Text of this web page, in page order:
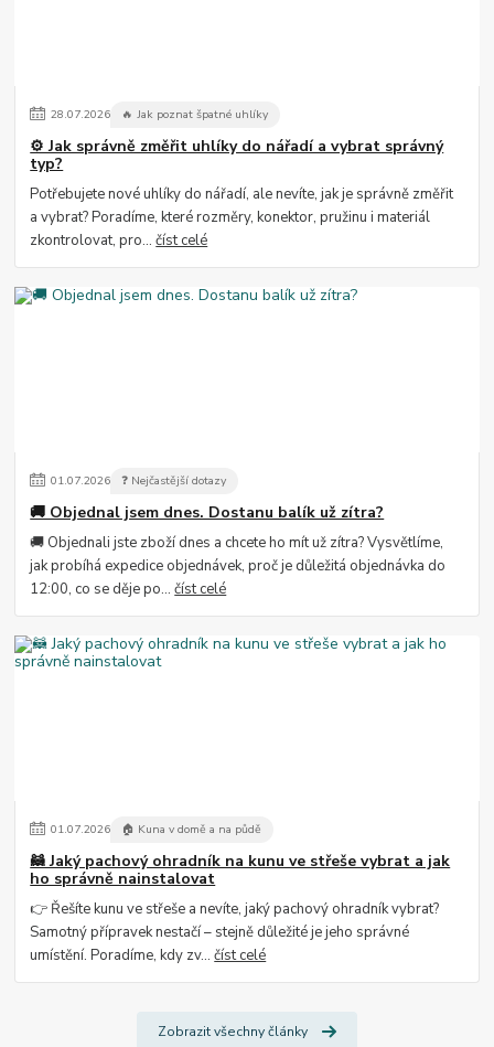
28.07.2026 🔥 Jak poznat špatné uhlíky
⚙️ Jak správně změřit uhlíky do nářadí a vybrat správný
typ?
Potřebujete nové uhlíky do nářadí, ale nevíte, jak je správně změřit
a vybrat? Poradíme, které rozměry, konektor, pružinu i materiál
zkontrolovat, pro...číst celé
01.07.2026 ❓ Nejčastější dotazy
🚚 Objednal jsem dnes. Dostanu balík už zítra?
🚚 Objednali jste zboží dnes a chcete ho mít už zítra? Vysvětlíme,
jak probíhá expedice objednávek, proč je důležitá objednávka do
12:00, co se děje po...číst celé
01.07.2026 🏠 Kuna v domě a na půdě
🦝 Jaký pachový ohradník na kunu ve střeše vybrat a jak
ho správně nainstalovat
👉 Řešíte kunu ve střeše a nevíte, jaký pachový ohradník vybrat?
Samotný přípravek nestačí – stejně důležité je jeho správné
umístění. Poradíme, kdy zv...číst celé
Zobrazit všechny články